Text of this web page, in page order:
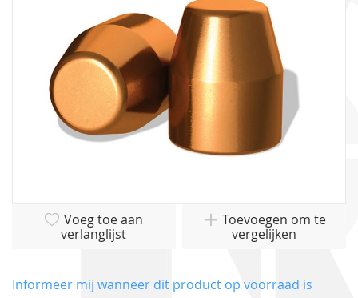
van
Voeg toe aan
verlanglijst
Toevoegen om te
vergelijken
Informeer mij wanneer dit product op voorraad is